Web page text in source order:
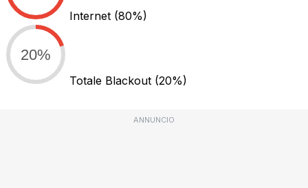
Internet (80%)
20%
Totale Blackout (20%)
ANNUNCIO